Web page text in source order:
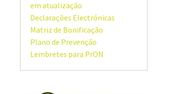
em atualização
Declarações Electrónicas
Matriz de Bonificação
Plano de Prevenção
Lembretes para PrON